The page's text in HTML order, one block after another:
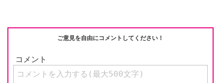
ご意見を自由にコメントしてください！